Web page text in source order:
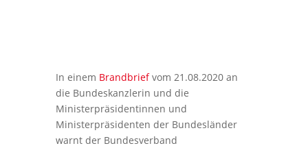
In einem Brandbriefvom 21.08.2020 an
die Bundeskanzlerin und die
Ministerpräsidentinnen und
Ministerpräsidenten der Bundesländer
warnt der Bundesverband